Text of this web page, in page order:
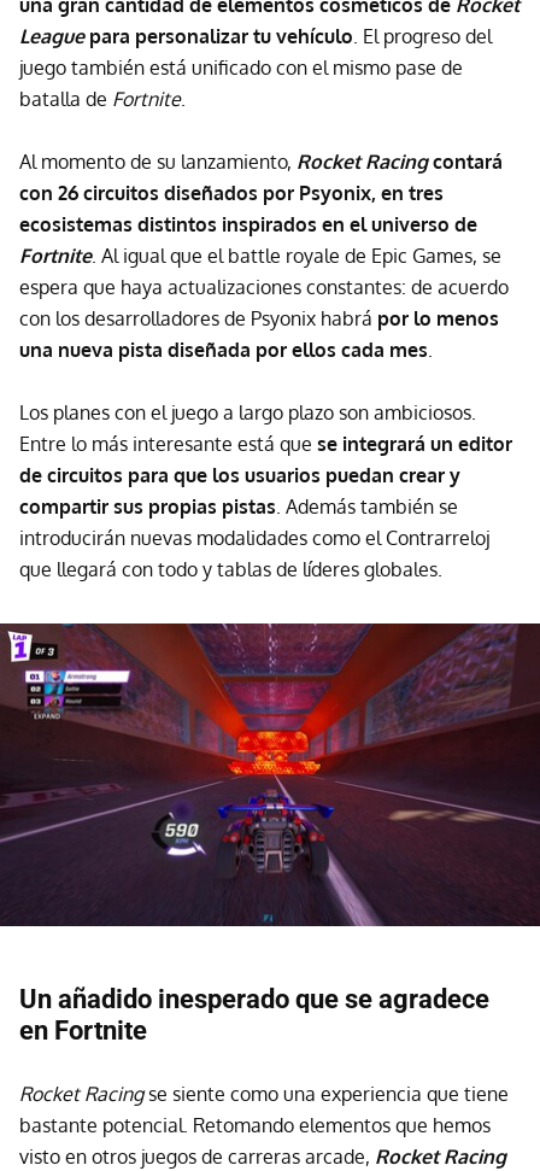
Leaguepara personalizar tu vehículo . El progreso del
juego también está unificado con el mismo pase de
batalla de Fortnite.
Al momento de su lanzamiento, Rocket Racingcontará
con 26 circuitos diseñados por Psyonix, en tres
ecosistemas distintos inspirados en el universo de
Fortnite. Al igual que el battle royale de Epic Games, se
espera que haya actualizaciones constantes: de acuerdo
con los desarrolladores de Psyonix habrá por lo menos
una nueva pista diseñada por ellos cada mes
Los planes con el juego a largo plazo son ambiciosos.
Entre lo más interesante está que se integrará un editor
de circuitos para que los usuarios puedan crear y
compartir sus propias pistas . Además también se
introducirán nuevas modalidades como el Contrarreloj
que llegará con todo y tablas de líderes globales.
Un añadido inesperado que se agradece
en Fortnite
Rocket Racingse siente como una experiencia que tiene
bastante potencial. Retomando elementos que hemos
visto en otros juegos de carreras arcade, Rocket Racing